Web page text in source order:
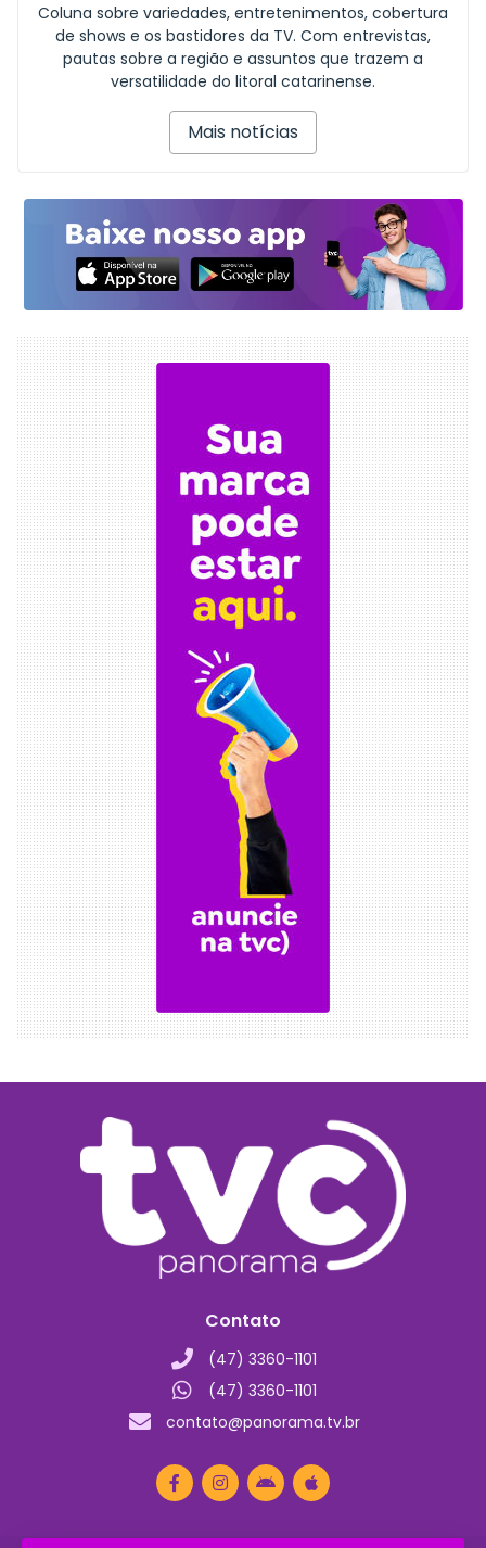
Coluna sobre variedades, entretenimentos, cobertura
de shows e os bastidores da TV. Com entrevistas,
pautas sobre a região e assuntos que trazem a
versatilidade do litoral catarinense.
Mais notícias
Contato
(47) 3360-1101
(47) 3360-1101
contato@panorama.tv.br